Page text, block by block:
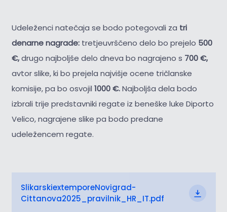
Udeleženci natečaja se bodo potegovali za tri
denarne nagrade:tretjeuvrščeno delo bo prejelo 500
€,drugo najboljše delo dneva bo nagrajeno s 700 €,
avtor slike, ki bo prejela najvišje ocene tričlanske
komisije, pa bo osvojil 1000 €.Najboljša dela bodo
izbrali trije predstavniki regate iz beneške luke Diporto
Velico, nagrajene slike pa bodo predane
udeležencem regate.
SlikarskiextemporeNovigrad-
Cittanova2025_pravilnik_HR_IT.pdf